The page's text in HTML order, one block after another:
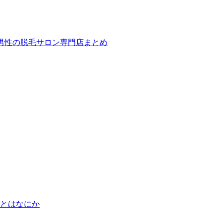
性の脱毛サロン専門店まとめ
はなにか